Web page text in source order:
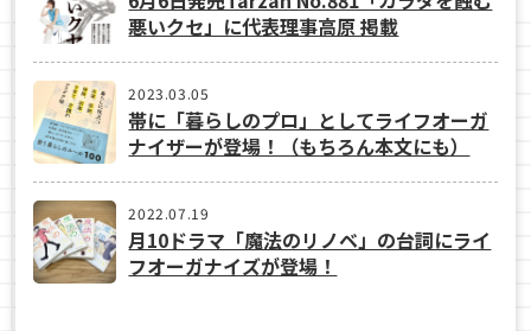
悪いクセ」に代表理事高原 掲載
2023.03.05
帯に「暮らしのプロ」としてライフオーガ
ナイザーが登場！（もちろん本文にも）
2022.07.19
月10ドラマ「魔法のリノベ」の台詞にライ
フオーガナイズが登場！